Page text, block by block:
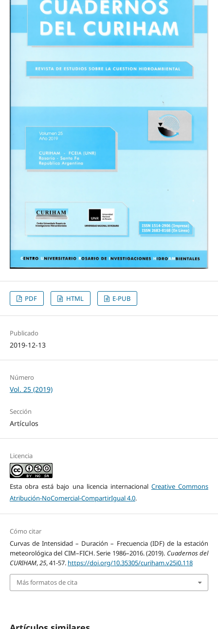
PDF HTML E-PUB
Publicado
2019-12-13
Número
Vol. 25 (2019)
Sección
Artículos
Licencia
Esta obra está bajo una licencia internacional Creative Commons
Atribución-NoComercial-CompartirIgual 4.0.
Cómo citar
Curvas de Intensidad – Duración – Frecuencia (IDF) de la estación
meteorológica del CIM–FICH. Serie 1986–2016. (2019). Cuadernos del
CURIHAM,25, 41-57. https://doi.org/10.35305/curiham.v25i0.118
Más formatos de cita